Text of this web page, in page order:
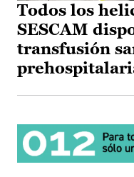
Todos los
SESCAM
transfusión